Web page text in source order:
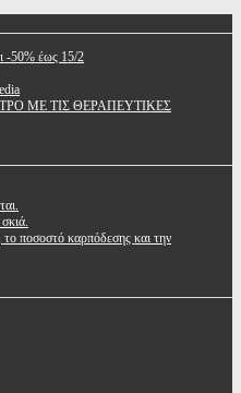
-50% έως 15/2
ΜΕ ΤΙΣ ΘΕΡΑΠΕΥΤΙΚΕΣ
ποσοστό καρπόδεσης και την